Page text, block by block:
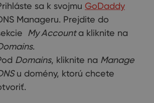
sa k svojmu GoDaddy
Manageru. Prejdite do
My Accounta kliknite na
.
Domains, kliknite na Manage
u domény, ktorú chcete